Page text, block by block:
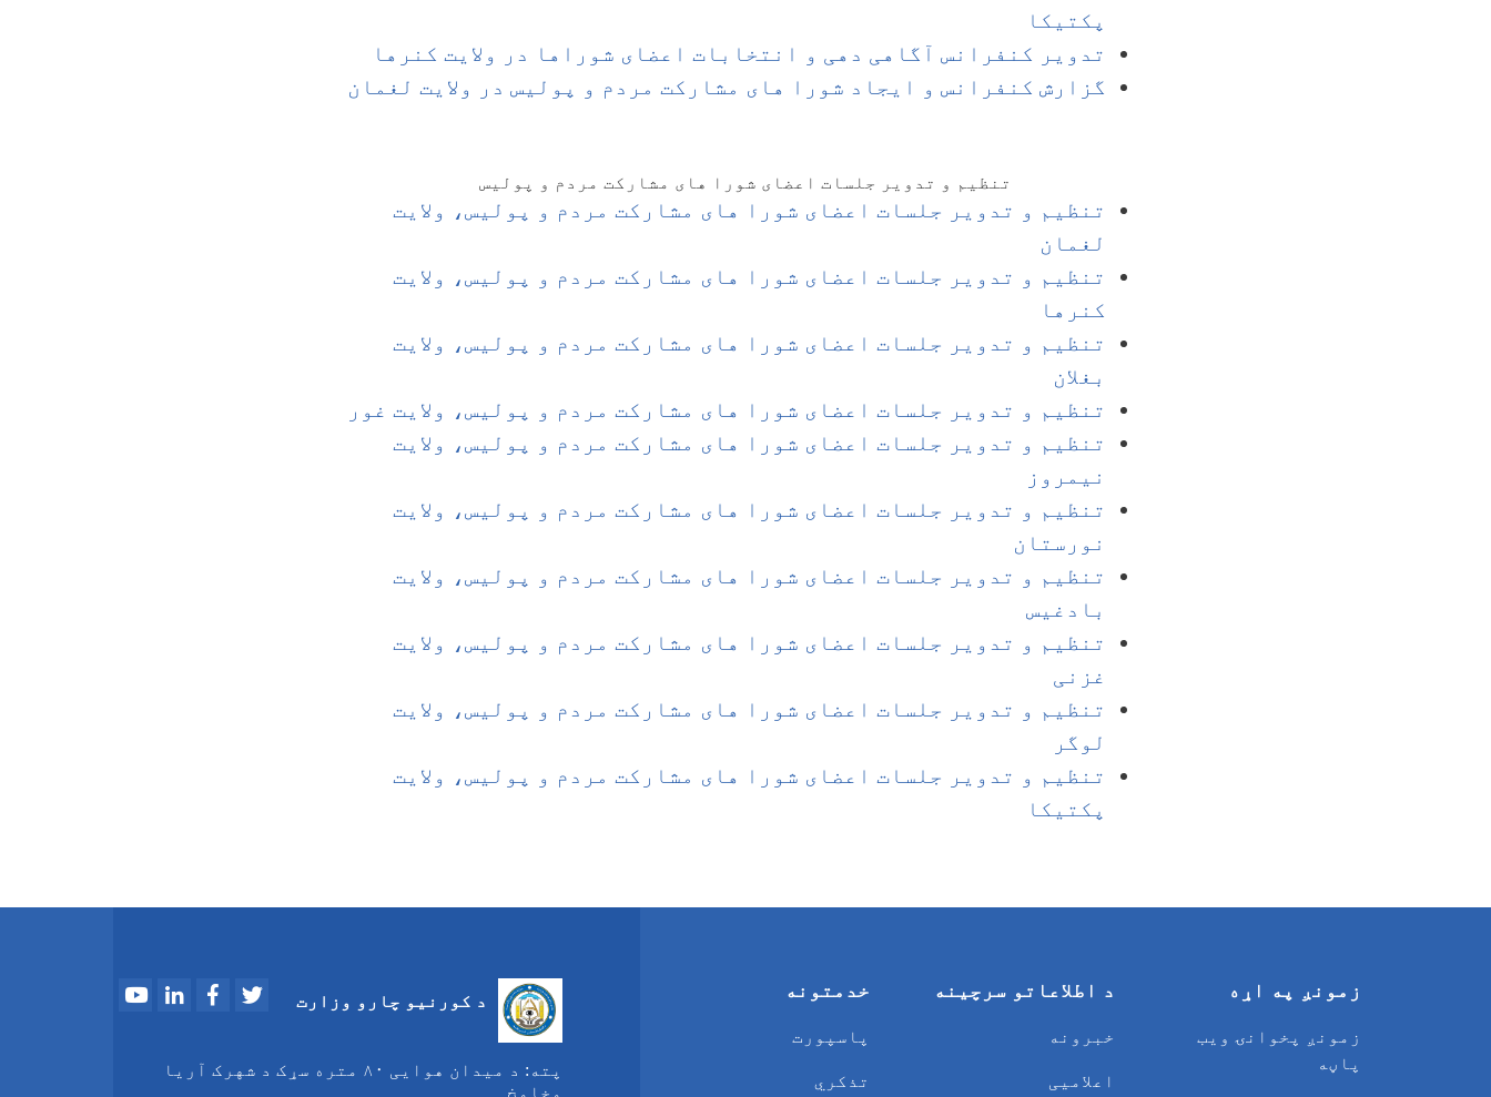
پکتیکا
تدویر کنفرانس آگاهی دهی و انتخابات اعضای شوراها در ولایت کنرها
گزارش کنفرانس و ایجاد شورا های مشارکت مردم و پولیس در ولایت لغمان
تنظیم و تدویر جلسات اعضای شورا های مشارکت مردم و پولیس
تنظیم و تدویر جلسات اعضای شورا های مشارکت مردم و پولیس، ولایت
لغمان
تنظیم و تدویر جلسات اعضای شورا های مشارکت مردم و پولیس، ولایت
کنرها
تنظیم و تدویر جلسات اعضای شورا های مشارکت مردم و پولیس، ولایت
بغلان
تنظیم و تدویر جلسات اعضای شورا های مشارکت مردم و پولیس، ولایت غور
تنظیم و تدویر جلسات اعضای شورا های مشارکت مردم و پولیس، ولایت
نیمروز
تنظیم و تدویر جلسات اعضای شورا های مشارکت مردم و پولیس، ولایت
نورستان
تنظیم و تدویر جلسات اعضای شورا های مشارکت مردم و پولیس، ولایت
بادغیس
تنظیم و تدویر جلسات اعضای شورا های مشارکت مردم و پولیس، ولایت
غزنی
تنظیم و تدویر جلسات اعضای شورا های مشارکت مردم و پولیس، ولایت
لوگر
تنظیم و تدویر جلسات اعضای شورا های مشارکت مردم و پولیس، ولایت
پکتیکا
زمونږ په اړه
زمونږ پخوانۍ ویب
پاڼه
د اطلاعاتو سرچینه
خبرونه
اعلامیی
خدمتونه
پاسپورت
تذکري
د کورنیو چارو وزارت
YoutubeLinkedInFacebook
پته:
د میدان هوایی ۸۰ متره سړک د شهرک آریا
مخامخ